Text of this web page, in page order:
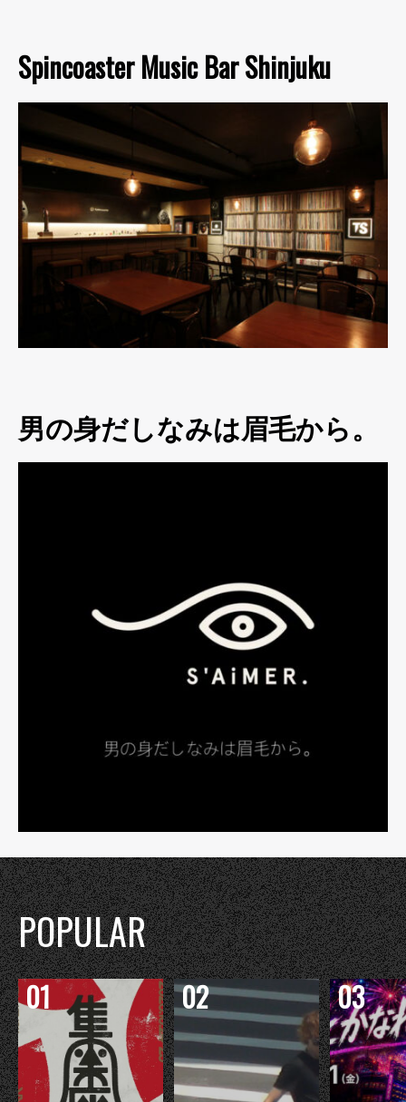
Spincoaster Music Bar Shinjuku
男の身だしなみは眉毛から。
POPULAR